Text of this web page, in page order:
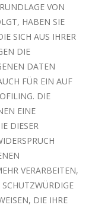
VON
HABEN SIE
SICH AUS IHRER
DIE
DATEN
FÜR EIN AUF
DIE
EINE
DIESER
VERARBEITEN,
DIE IHRE